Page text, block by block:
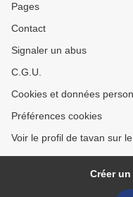
Pages
Contact
Signaler un abus
C.G.U.
Cookies et données
Préférences cookies
Voir le profil de tavan sur
Créer